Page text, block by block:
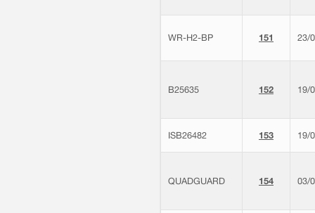
WR-H2-BP 151 23/
B25635 152 19/
ISB26482 153 19/
QUADGUARD 154 03/